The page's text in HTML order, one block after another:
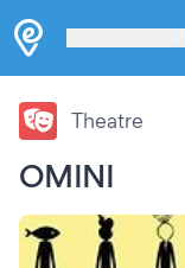
OMINI
Theatre